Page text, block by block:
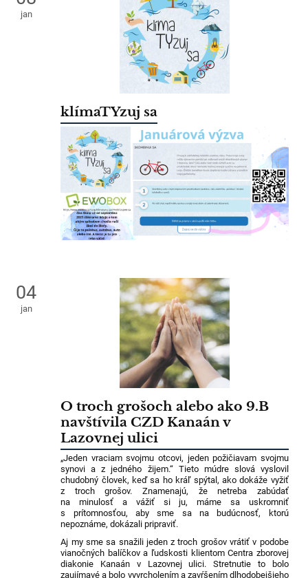
jan
klímaTYzuj sa
04
jan
O troch grošoch alebo ako 9.B
navštívila CZD Kanaán v
Lazovnej ulici
„Jeden vraciam svojmu otcovi, jeden požičiavam svojmu
synovi a z jedného žijem.“ Tieto múdre slová vyslovil
chudobný človek, keď sa ho kráľ spýtal, ako dokáže vyžiť
z troch grošov. Znamenajú, že netreba zabúdať
na minulosť a vážiť si ju, máme sa uskromniť
s prítomnosťou, aby sme sa na budúcnosť, ktorú
nepoznáme, dokázali pripraviť.
Aj my sme sa snažili jeden z troch grošov vrátiť v podobe
vianočných balíčkov a ľudskosti klientom Centra zborovej
diakonie Kanaán v Lazovnej ulici. Stretnutie to bolo
zaujímavé a bolo vyvrcholením a zavŕšením dlhodobejšieho